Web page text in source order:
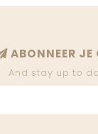
ABONNEER JE
And stay up to